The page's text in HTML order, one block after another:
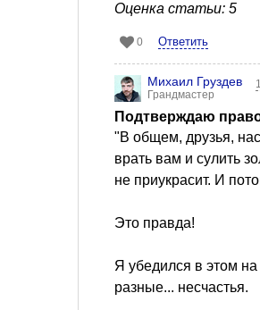
Оценка статьи: 5
0 Ответить
Михаил Груздев
Грандмастер
Подтверждаю
"В общем, друзья,
врать вам и сулить
не приукрасит. И
Это правда!
Я убедился в этом
разные... несчастья.